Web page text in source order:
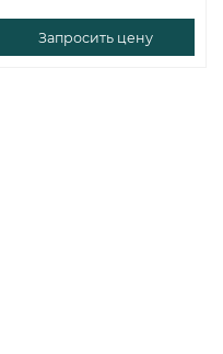
Запросить цену